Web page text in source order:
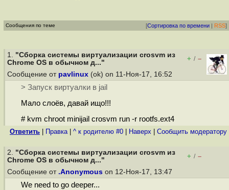
Сообщения по теме [Сортировка по времени | RSS]
1. "Сборка системы виртуализации crosvm из
Chrome OS в обычном д..."
+ / –
Сообщение от pavlinux (ok) on 11-Ноя-17, 16:52
> Запуск виртуалки в jail
Мало слоёв, давай ищо!!!
# kvm chroot minijail crosvm run -r rootfs.ext4
Ответить Правка| ^ к родителю #0 Наверх Cообщить модератору
2. "Сборка системы виртуализации crosvm из
Chrome OS в обычном д..."
+ / –
Сообщение от .Anonymous on 12-Ноя-17, 13:47
We need to go deeper...